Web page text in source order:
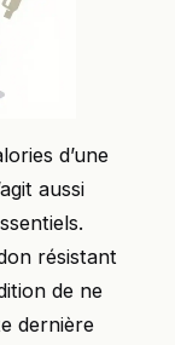
d’une
aussi
résistant
de ne
dernière